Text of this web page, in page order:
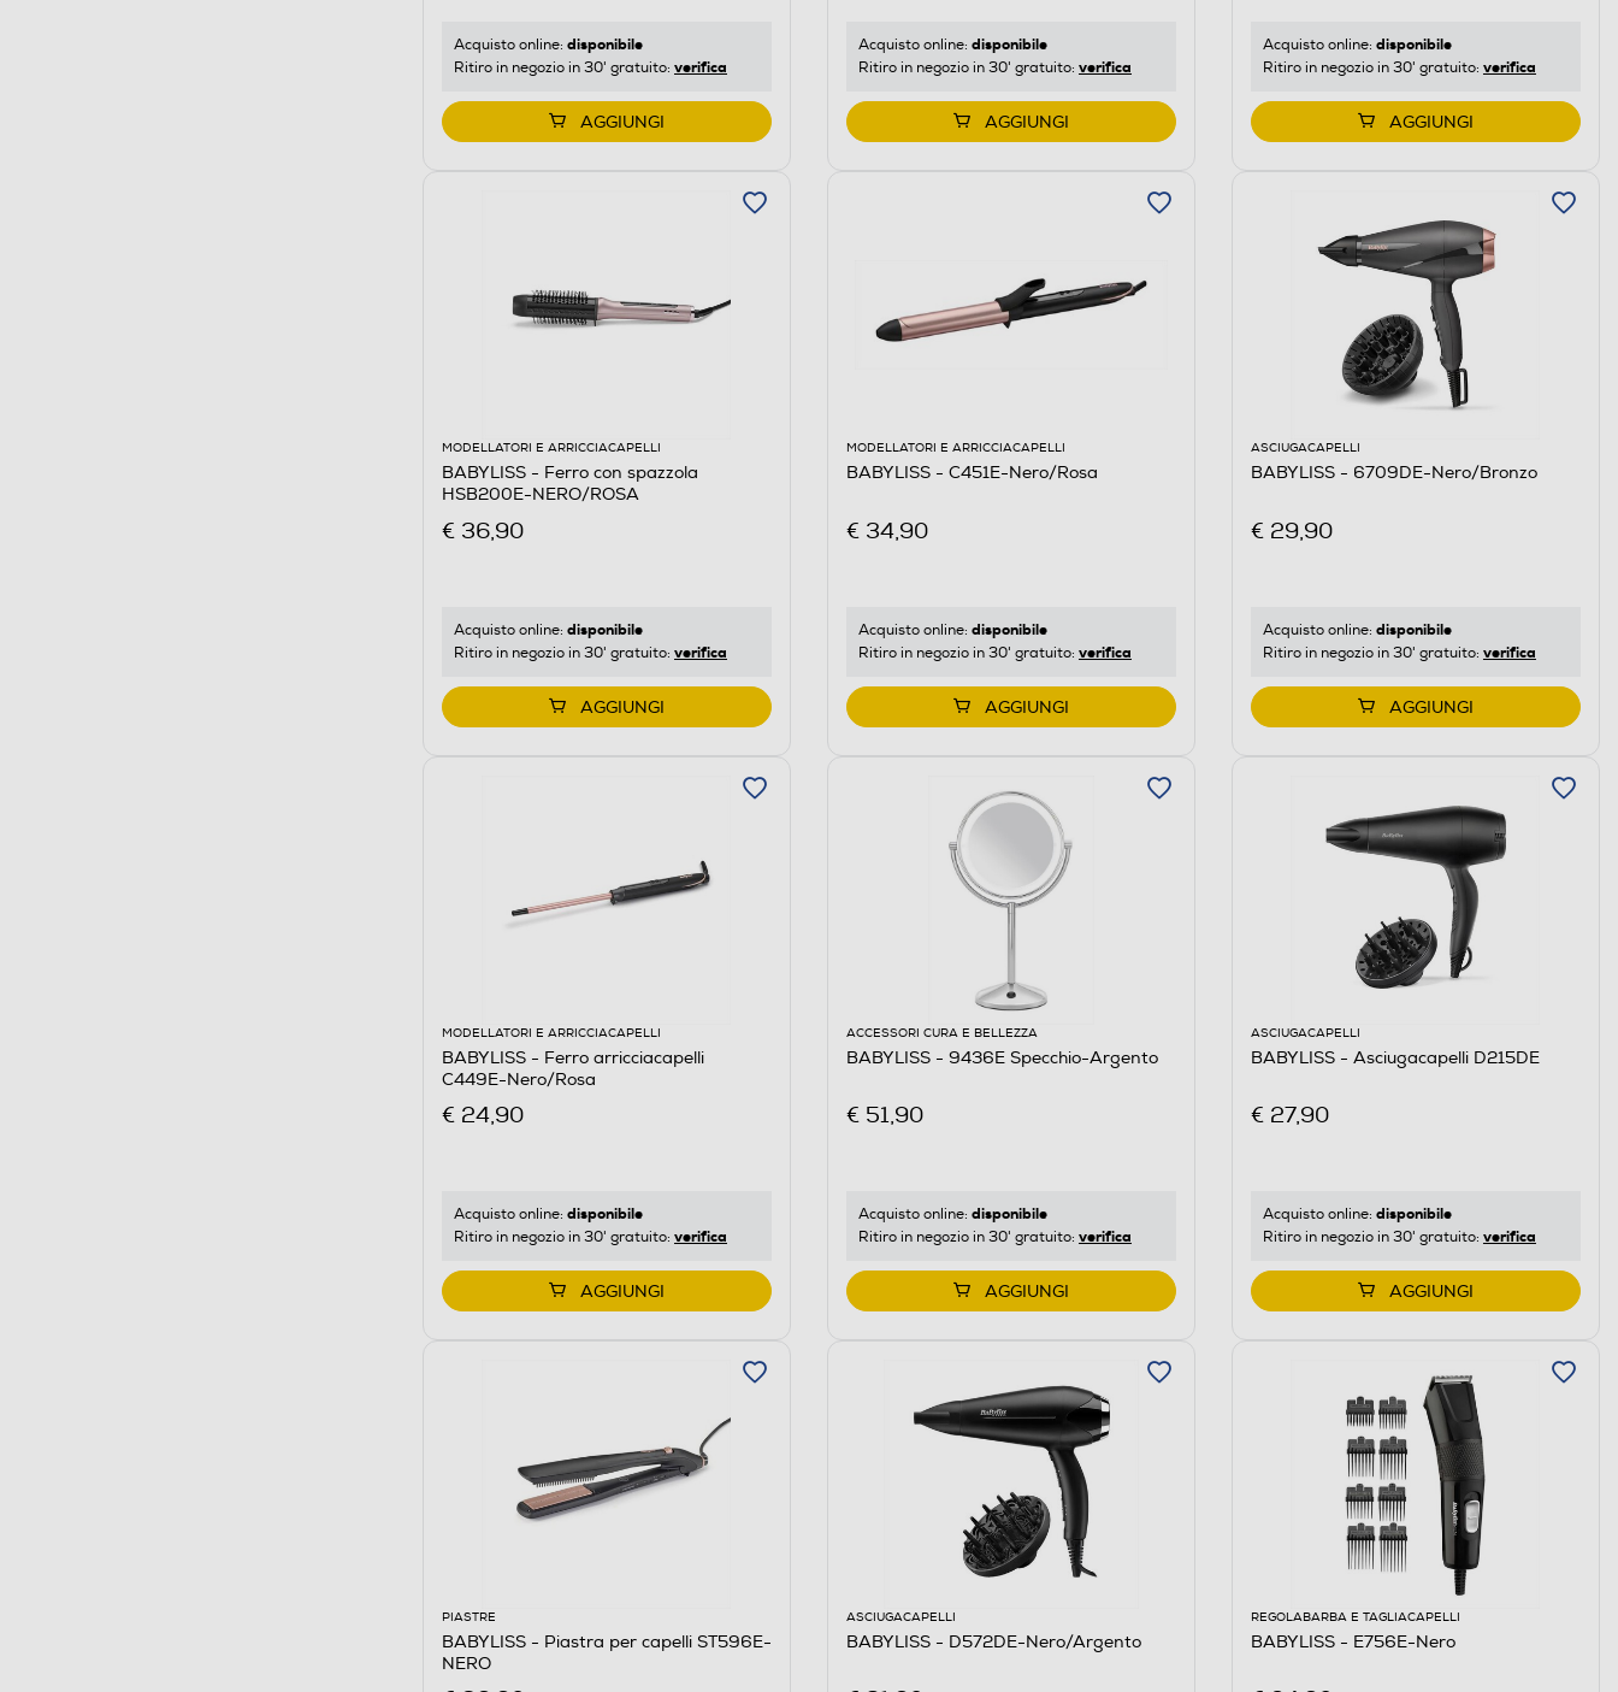
Acquisto online: disponibile
Ritiro in negozio in 30' gratuito: verifica
AGGIUNGI
Acquisto online: disponibile
Ritiro in negozio in 30' gratuito: verifica
AGGIUNGI
Acquisto online: disponibile
Ritiro in negozio in 30' gratuito: verifica
AGGIUNGI
MODELLATORI E ARRICCIACAPELLI
BABYLISS - Ferro con spazzola
HSB200E-NERO/ROSA
€ 36,90
Acquisto online: disponibile
Ritiro in negozio in 30' gratuito: verifica
AGGIUNGI
MODELLATORI E ARRICCIACAPELLI
BABYLISS - C451E-Nero/Rosa
€ 34,90
Acquisto online: disponibile
Ritiro in negozio in 30' gratuito: verifica
AGGIUNGI
ASCIUGACAPELLI
BABYLISS - 6709DE-Nero/Bronzo
€ 29,90
Acquisto online: disponibile
Ritiro in negozio in 30' gratuito: verifica
AGGIUNGI
MODELLATORI E ARRICCIACAPELLI
BABYLISS - Ferro arricciacapelli
C449E-Nero/Rosa
€ 24,90
Acquisto online: disponibile
Ritiro in negozio in 30' gratuito: verifica
AGGIUNGI
ACCESSORI CURA E BELLEZZA
BABYLISS - 9436E Specchio-Argento
€ 51,90
Acquisto online: disponibile
Ritiro in negozio in 30' gratuito: verifica
AGGIUNGI
ASCIUGACAPELLI
BABYLISS - Asciugacapelli D215DE
€ 27,90
Acquisto online: disponibile
Ritiro in negozio in 30' gratuito: verifica
AGGIUNGI
PIASTRE
BABYLISS - Piastra per capelli ST596E-
NERO
ASCIUGACAPELLI
BABYLISS - D572DE-Nero/Argento
REGOLABARBA E TAGLIACAPELLI
BABYLISS - E756E-Nero